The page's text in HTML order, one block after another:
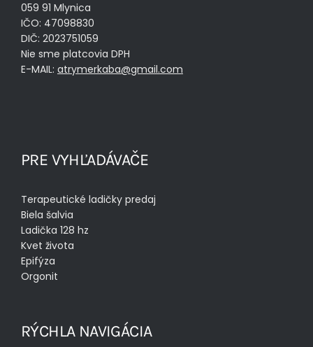
059 91 Mlynica
IČO: 47098830
DIČ: 2023751059
Nie sme platcovia DPH
E-MAIL: atrymerkaba@gmail.com
PRE VYHĽADÁVAČE
Terapeutické ladičky predaj
Biela šalvia
Ladička 128 hz
Kvet života
Epifýza
Orgonit
RÝCHLA NAVIGÁCIA